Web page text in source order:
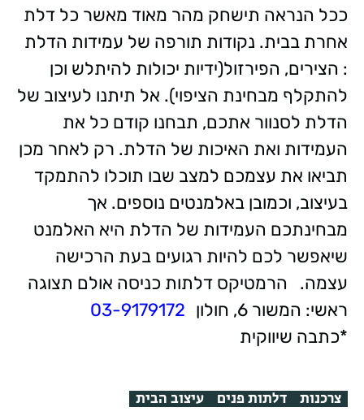
ככל הנראה תישחק מהר מאוד מאשר כל דלת
אחרת בבית. נקודות תורפה של עמידות הדלת
: הצירים, הפירזול(ידיות יכולות להיתלש וכן
להתקלף מבחינת הציפוי). אל תיתנו לעיצוב של
הדלת לסנוור אתכם, תבחנו קודם כל את
העמידות ואת האיכות של הדלת. רק לאחר מכן
תביאו את עצמכם למצב שבו תוכלו להתמקד
בעיצוב, וכמובן באלמנטים נוספים. אך
מבחינתכם העמידות של הדלת היא האלמנט
שיאפשר לכם להיות רגועים בעת הרכישה
עצמה.
הרמטיקס דלתות כניסה אולם תצוגה
ראשי: המשור 6, חולון
03-9179172
*כתבה שיווקית
צרכנות דלתות פנים עיצוב הבית